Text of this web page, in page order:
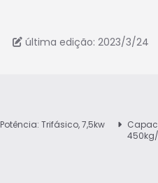
última edição: 2023/3/24
Potência: Trifásico, 7,5kw